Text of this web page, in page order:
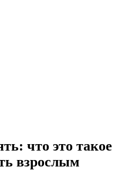
что это такое
взрослым